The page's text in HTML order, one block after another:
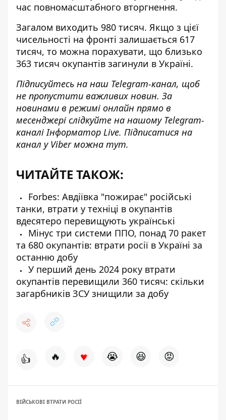
час повномасштабного вторгнення.
Загалом виходить 980 тисяч. Якщо з цієї
чисельності на фронті залишається 617
тисяч, то можна порахувати, що близько
363 тисяч окупантів загинули в Україні.
Підписуйтесь на наш Telegram-канал, щоб
не пропустити важливих новин. За
новинами в режимі онлайн прямо в
месенджері слідкуйте на нашому Telegram-
каналіІнформатор Live. Підписатися на
канал у Viber можна тут.
ЧИТАЙТЕ ТАКОЖ:
Forbes: Авдіївка "пожирає" російські
танки, втрати у техніці в окупантів
вдесятеро перевищують українські
Мінус три системи ППО, понад 70 ракет
та 680 окупантів: втрати росії в Україні за
останню добу
У перший день 2024 року втрати
окупантів перевищили 360 тисяч: скільки
загарбників ЗСУ знищили за добу
👍 🔥 ♥ 😭 😆 😡
ВІЙСЬКОВІ ВТРАТИ РОСІЇ